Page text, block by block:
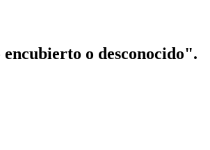
o desconocido".